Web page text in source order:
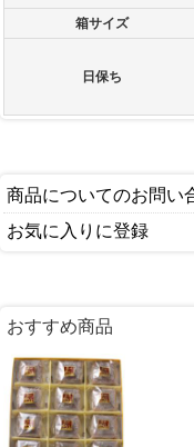
箱サイズ
日保ち
商品についてのお問い
お気に入りに登録
おすすめ商品